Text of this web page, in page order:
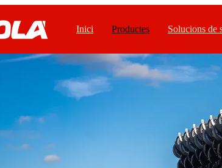
Inici Productes Solucions de